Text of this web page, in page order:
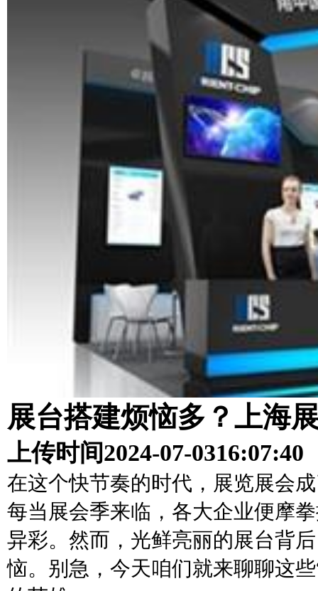
展台搭建烦恼多？上海
上传时间2024-07-0316:07:40
在这个快节奏的时代，展览展会
每当展会季来临，各大企业便摩
异彩。然而，光鲜亮丽的展台背
恼。别急，今天咱们就来聊聊这